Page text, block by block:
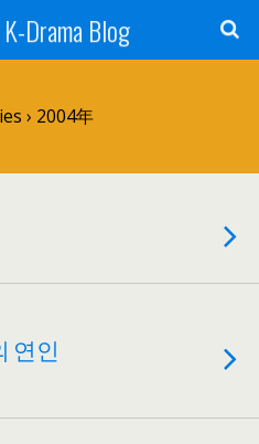
Drama Blog
› 2004年
연인